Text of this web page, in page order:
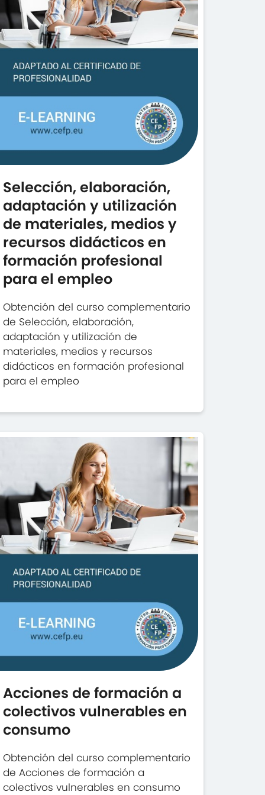
Selección, elaboración,
adaptación y utilización
de materiales, medios y
recursos didácticos en
formación profesional
para el empleo
Obtención del curso complementario
de Selección, elaboración,
adaptación y utilización de
materiales, medios y recursos
didácticos en formación profesional
para el empleo
Acciones de formación a
colectivos vulnerables en
consumo
Obtención del curso complementario
de Acciones de formación a
colectivos vulnerables en consumo